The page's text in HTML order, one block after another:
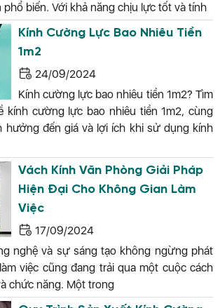
phổ biến. Với khả năng chịu lực tốt và tính
Kính Cường Lực Bao Nhiêu Tiền
1m2
24/09/2024
Kính cường lực bao nhiêu tiền 1m2? Tìm
kính cường lực bao nhiêu tiền 1m2, cùng
hưởng đến giá và lợi ích khi sử dụng kính
Vách Kính Văn Phòng Giải Pháp
Hiện Đại Cho Không Gian Làm
Việc
17/09/2024
nghệ và sự sáng tạo không ngừng phát
việc cũng đang trải qua một cuộc cách
chức năng. Một trong